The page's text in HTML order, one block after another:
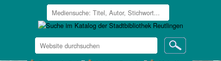
Website
durchsuchen